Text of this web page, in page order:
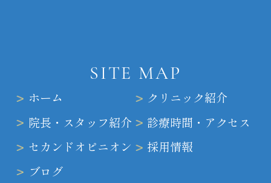
SITE MAP
ホーム クリニック紹介
院長・スタッフ紹介 診療時間・アクセス
セカンドオピニオン 採用情報
ブログ